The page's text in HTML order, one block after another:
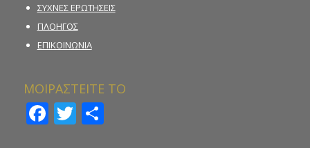
ΣΥΧΝΕΣ ΕΡΩΤΗΣΕΙΣ
ΠΛΟΗΓΟΣ
ΕΠΙΚΟΙΝΩΝΙΑ
ΜΟΙΡΑΣΤΕΙΤΕ ΤΟ
Facebook
Twitter
Μοιραστείτε